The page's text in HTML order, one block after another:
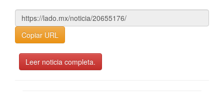
Copiar URL
Leer noticia completa.